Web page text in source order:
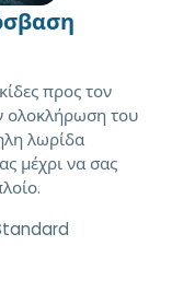
προς τον
ολοκλήρωση του
λωρίδα
μέχρι να σας